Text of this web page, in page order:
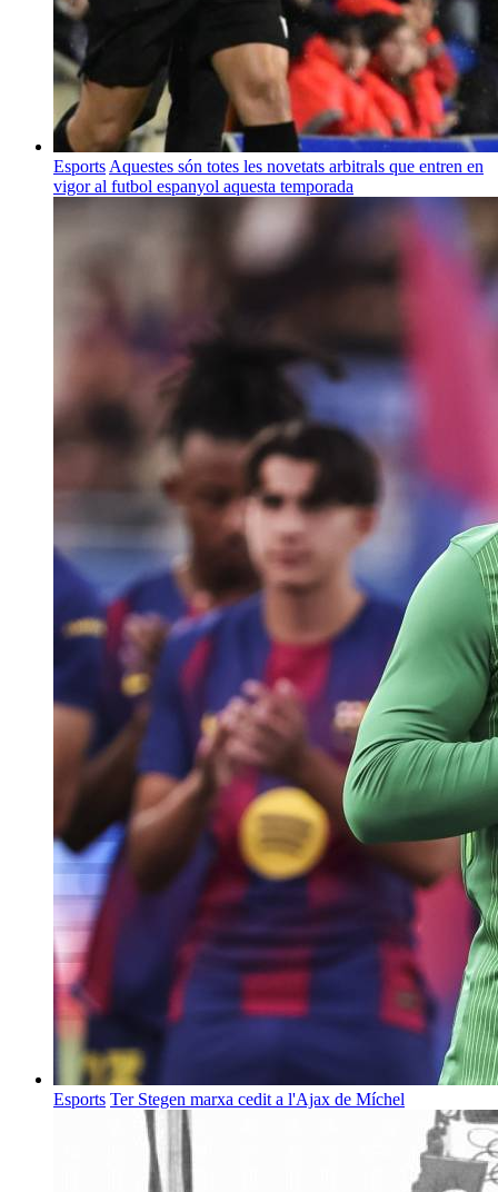
Esports Aquestes són totes les novetats arbitrals que entren en
vigor al futbol espanyol aquesta temporada
Esports Ter Stegen marxa cedit a l'Ajax de Míchel